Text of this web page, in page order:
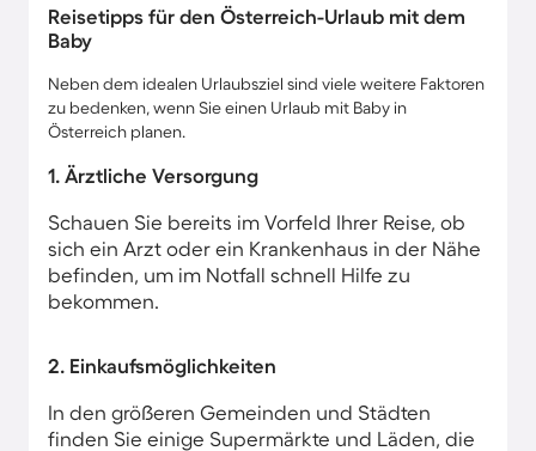
Reisetipps für den Österreich-Urlaub mit dem
Baby
Neben dem idealen Urlaubsziel sind viele weitere Faktoren
zu bedenken, wenn Sie einen Urlaub mit Baby in
Österreich planen.
1. Ärztliche Versorgung
Schauen Sie bereits im Vorfeld Ihrer Reise, ob
sich ein Arzt oder ein Krankenhaus in der Nähe
befinden, um im Notfall schnell Hilfe zu
bekommen.
2. Einkaufsmöglichkeiten
In den größeren Gemeinden und Städten
finden Sie einige Supermärkte und Läden, die